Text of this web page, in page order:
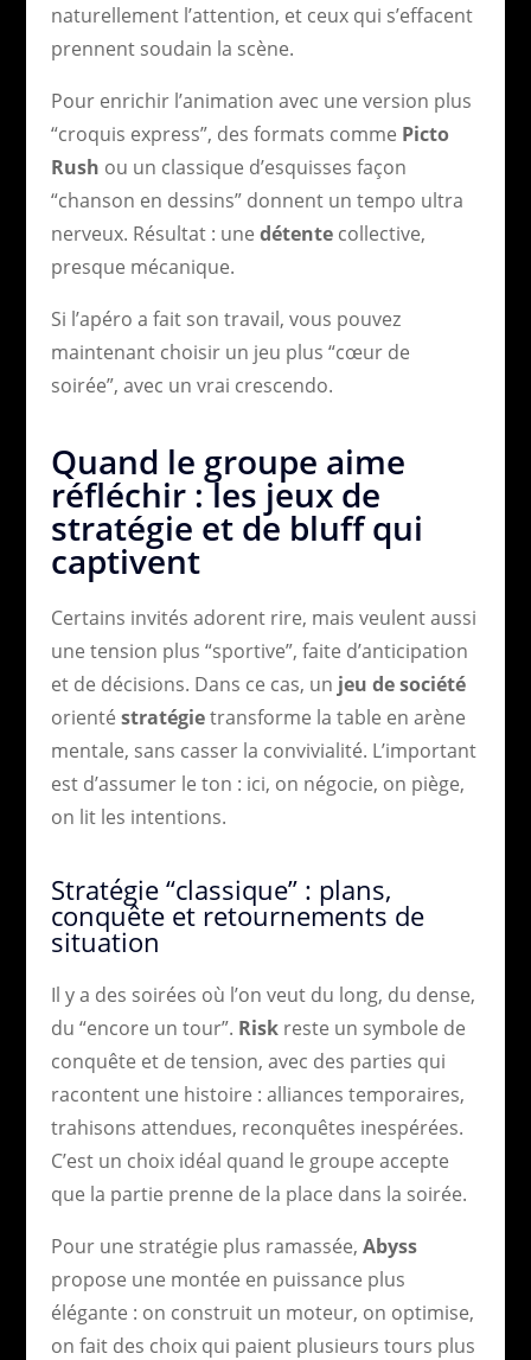
naturellement l’attention, et ceux qui s’effacent
prennent soudain la scène.
Pour enrichir l’animation avec une version plus
“croquis express”, des formats comme Picto
Rush ou un classique d’esquisses façon
“chanson en dessins” donnent un tempo ultra
nerveux. Résultat : une détentecollective,
presque mécanique.
Si l’apéro a fait son travail, vous pouvez
maintenant choisir un jeu plus “cœur de
soirée”, avec un vrai crescendo.
Quand le groupe aime
réfléchir : les jeux de
stratégie et de bluff qui
captivent
Certains invités adorent rire, mais veulent aussi
une tension plus “sportive”, faite d’anticipation
et de décisions. Dans ce cas, un jeu de société
orienté stratégietransforme la table en arène
mentale, sans casser la convivialité. L’important
est d’assumer le ton : ici, on négocie, on piège,
on lit les intentions.
Stratégie “classique” : plans,
conquête et retournements de
situation
Il y a des soirées où l’on veut du long, du dense,
du “encore un tour”. Riskreste un symbole de
conquête et de tension, avec des parties qui
racontent une histoire : alliances temporaires,
trahisons attendues, reconquêtes inespérées.
C’est un choix idéal quand le groupe accepte
que la partie prenne de la place dans la soirée.
Pour une stratégie plus ramassée, Abyss
propose une montée en puissance plus
élégante : on construit un moteur, on optimise,
on fait des choix qui paient plusieurs tours plus